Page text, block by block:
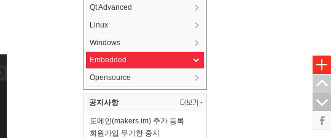
Qt Advanced
Linux
Windows
Embedded
Opensource
공지사항
도메인(makers.im) 추가 등록
회원가입 무기한 중지